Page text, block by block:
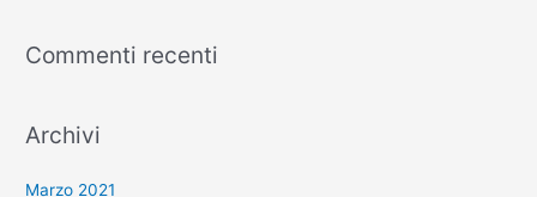
Commenti recenti
Archivi
Marzo 2021